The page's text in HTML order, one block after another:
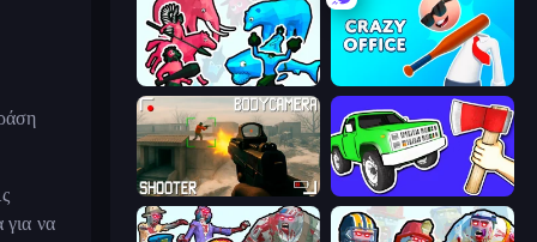
να
Funny Battle Simulator 2 Crazy Office: Slap and Smash!
BodyCamera Shooter